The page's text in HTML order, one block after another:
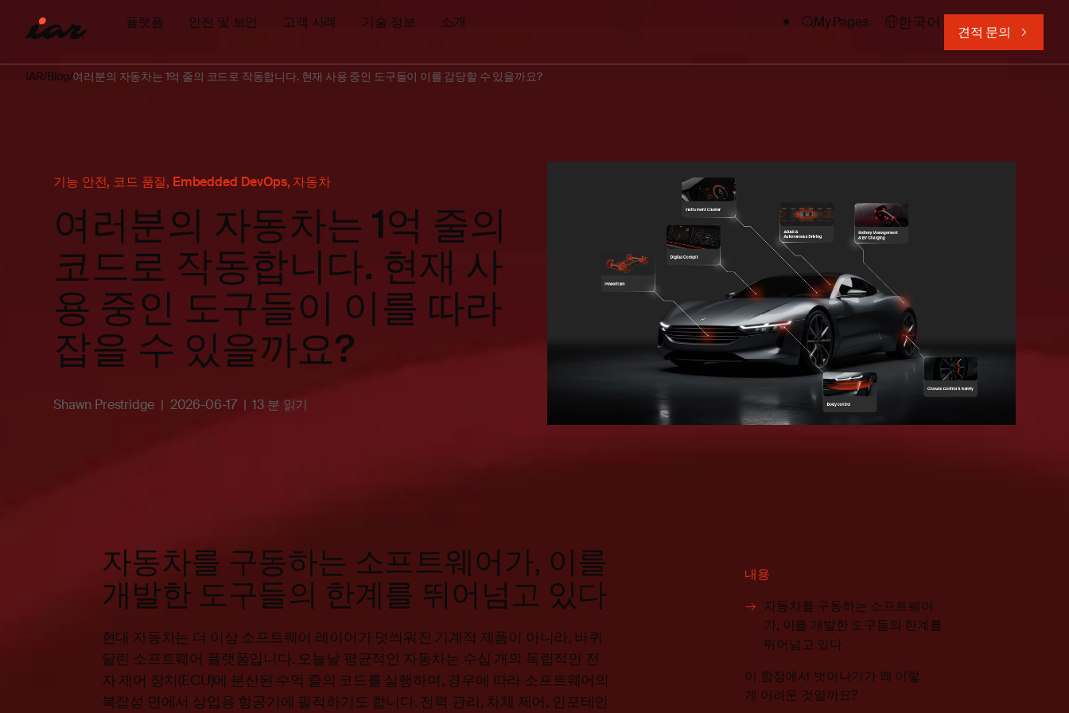
플랫폼 안전 및 보안 고객 사례 기술 정보 소개 My Pages 한국어
견적 문의
IAR Blog 여러분의 자동차는 1억 줄의 코드로 작동합니다. 현재 사용 중인 도구들이 이를 감당할 수 있을까요?
기능 안전, 코드 품질, Embedded DevOps, 자동차
여러분의 자동차는 1억 줄의
코드로 작동합니다. 현재 사
용 중인 도구들이 이를 따라
잡을 수 있을까요?
Shawn Prestridge 2026-06-17 13 분 읽기
자동차를 구동하는 소프트웨어가, 이를
개발한 도구들의 한계를 뛰어넘고 있다
현대 자동차는 더 이상 소프트웨어 레이어가 덧씌워진 기계적 제품이 아니라, 바퀴
달린 소프트웨어 플랫폼입니다. 오늘날 평균적인 자동차는 수십 개의 독립적인 전
자 제어 장치(ECU)에 분산된 수억 줄의 코드를 실행하며, 경우에 따라 소프트웨어의
복잡성 면에서 상업용 항공기에 필적하기도 합니다. 전력 관리, 차체 제어, 인포테인
내용
자동차를 구동하는 소프트웨어
가, 이를 개발한 도구들의 한계를
뛰어넘고 있다
이 함정에서 벗어나기가 왜 이렇
게 어려운 것일까요?